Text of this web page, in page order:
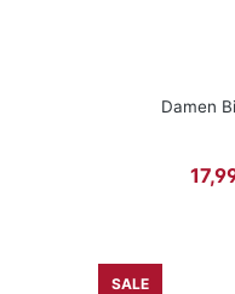
Damen
SALE